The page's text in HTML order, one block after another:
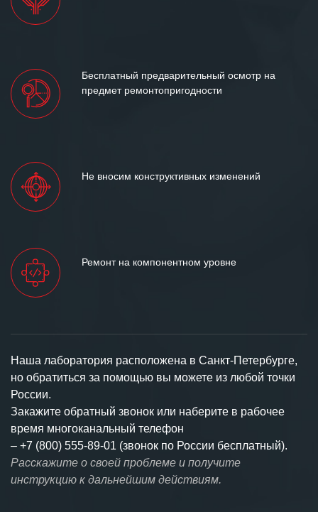
Бесплатный предварительный осмотр на
предмет ремонтопригодности
Не вносим конструктивных изменений
Ремонт на компонентном уровне
Наша лаборатория расположена в Санкт-Петербурге,
но обратиться за помощью вы можете из любой точки
России.
Закажите обратный звонок или наберите в рабочее
время многоканальный телефон
– +7 (800) 555-89-01 (звонок по России бесплатный).
Расскажите о своей проблеме и получите
инструкцию к дальнейшим действиям.